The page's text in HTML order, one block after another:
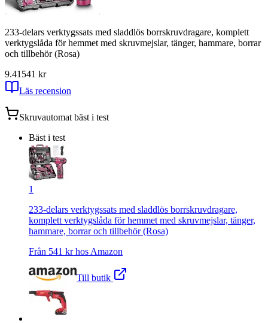
233-delars verktygssats med sladdlös borrskruvdragare, komplett
verktygslåda för hemmet med skruvmejslar, tänger, hammare, borrar
och tillbehör (Rosa)
9.41 541 kr
Läs recension
Skruvautomat bäst i test
Bäst i test
1
233-delars verktygssats med sladdlös borrskruvdragare,
komplett verktygslåda för hemmet med skruvmejslar, tänger,
hammare, borrar och tillbehör (Rosa)
Från 541 kr hos Amazon
Till butik